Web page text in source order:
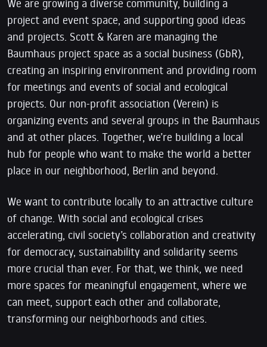
We are growing a diverse community, building a
project and event space, and supporting good ideas
and projects. Scott & Karen are managing the
Baumhaus project space as a social business (GbR),
creating an inspiring environment and providing room
for meetings and events of social and ecological
projects. Our non-profit association (Verein) is
organizing events and several groups in the Baumhaus
and at other places. Together, we’re building a local
hub for people who want to make the world a better
place in our neighborhood, Berlin and beyond.
We want to contribute locally to an attractive culture
of change. With social and ecological crises
accelerating, civil society’s collaboration and creativity
for democracy, sustainability and solidarity seems
more crucial than ever. For that, we think, we need
more spaces for meaningful engagement, where we
can meet, support each other and collaborate,
transforming our neighborhoods and cities.